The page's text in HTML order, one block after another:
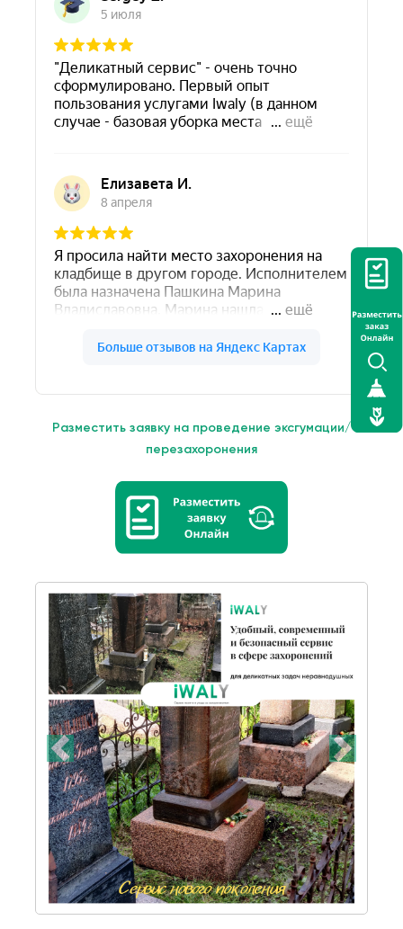
Разместить заявку на проведение эксгумации/
перезахоронения